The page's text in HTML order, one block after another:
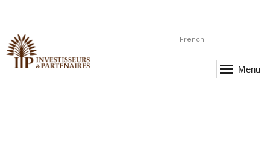
French
Menu